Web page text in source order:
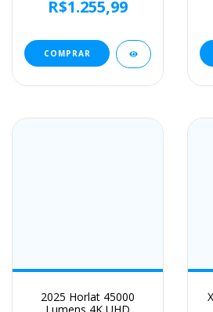
Correção Keystone
360 ° Cinema em casa
R$1.255,99
COMPRAR
2025 Horlat 45000